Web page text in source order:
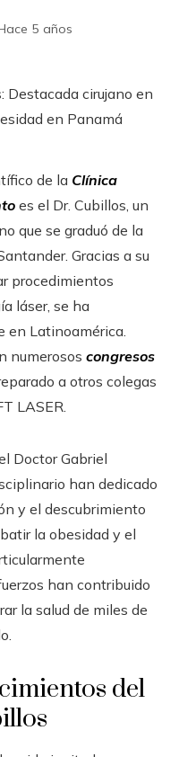
5 años
de la Clínica
es el Dr. Cubillos, un
que se graduó de la
Gracias a su
procedimientos
láser, se ha
en Latinoamérica.
numerosos congresos
a otros colegas
LASER.
Doctor Gabriel
han dedicado
y el descubrimiento
la obesidad y el
han contribuido
la salud de miles de
del